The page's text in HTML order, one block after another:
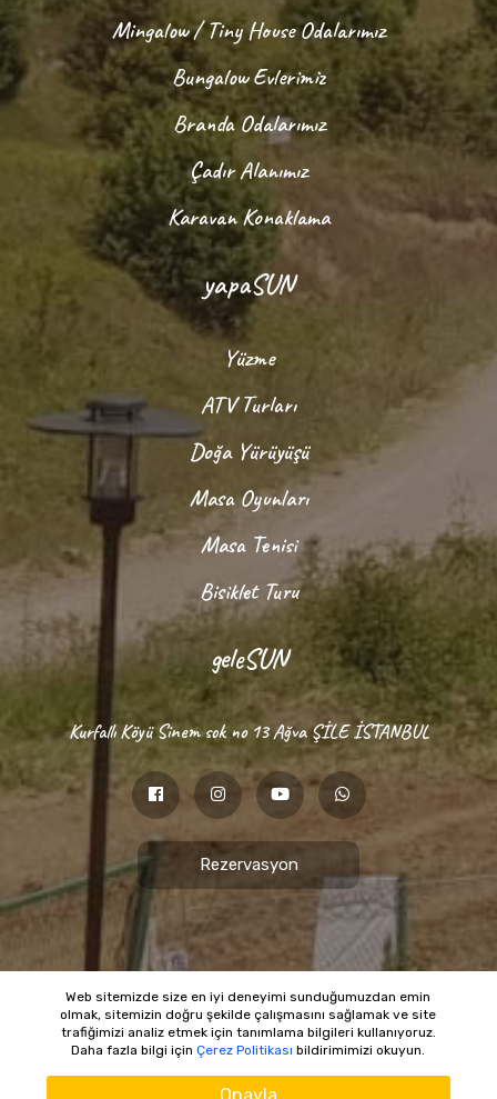
Mingalow / Tiny House Odalarımız
Bungalow Evlerimiz
Branda Odalarımız
Çadır Alanımız
Karavan Konaklama
yapaSUN
Yüzme
ATV Turları
Doğa Yürüyüşü
Masa Oyunları
Masa Tenisi
Bisiklet Turu
geleSUN
Kurfallı Köyü Sinem sok no 13 Ağva ŞİLE İSTANBUL
Rezervasyon
© Gelesun Kampland Tatil Köyü © 2026 |Medya
Portakal
Web sitemizde size en iyi deneyimi sunduğumuzdan emin
olmak, sitemizin doğru şekilde çalışmasını sağlamak ve site
trafiğimizi analiz etmek için tanımlama bilgileri kullanıyoruz.
Daha fazla bilgi içinÇerez Politikası bildirimimizi okuyun.
Onayla